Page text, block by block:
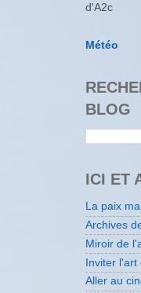
d'A2c
Météo
BLOG
ICI ET
La paix
Archives
Miroir de
Inviter l'art
Aller au